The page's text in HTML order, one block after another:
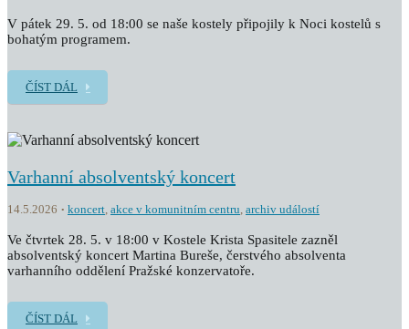
V pátek 29. 5. od 18:00 se naše kostely připojily k Noci kostelů s
bohatým programem.
ČÍST DÁL
Varhanní absolventský koncert
14.5.2026 koncert, akce v komunitním centru, archiv událostí
Ve čtvrtek 28. 5. v 18:00 v Kostele Krista Spasitele zazněl
absolventský koncert Martina Bureše, čerstvého absolventa
varhanního oddělení Pražské konzervatoře.
ČÍST DÁL